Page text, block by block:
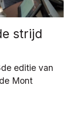
strijd
editie van
Mont